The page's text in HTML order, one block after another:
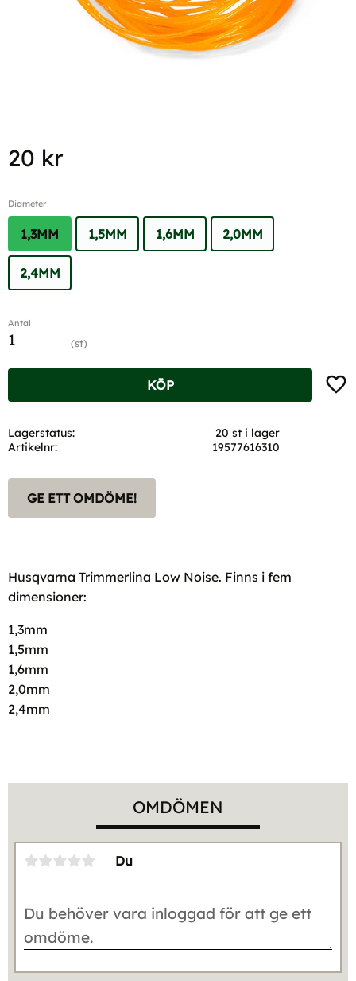
20 kr
Diameter
1,3MM 1,5MM 1,6MM 2,0MM
2,4MM
Antal
st
KÖP
Lagerstatus
20 st i lager
Artikelnr
19577616310
GE ETT OMDÖME!
Husqvarna Trimmerlina Low Noise. Finns i fem
dimensioner:
1,3mm
1,5mm
1,6mm
2,0mm
2,4mm
OMDÖMEN
Du